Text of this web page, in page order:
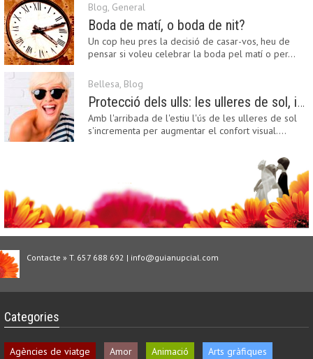
Blog, General
Boda de matí, o boda de nit?
Un cop heu pres la decisió de casar-vos, heu de
pensar si voleu celebrar la boda pel matí o per…
Bellesa, Blog
Protecció dels ulls: les ulleres de sol, imprescindibles en una boda estiuenca
Amb l'arribada de l'estiu l'ús de les ulleres de sol
s'incrementa per augmentar el confort visual.…
Contacte » T. 657 688 692 | info@guianupcial.com
Categories
Agències de viatge Amor Animació Arts gràfiques